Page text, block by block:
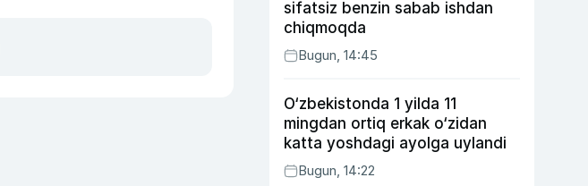
sifatsiz benzin sabab ishdan
chiqmoqda
Bugun, 14:45
O‘zbekistonda 1 yilda 11
mingdan ortiq erkak o‘zidan
katta yoshdagi ayolga uylandi
Bugun, 14:22